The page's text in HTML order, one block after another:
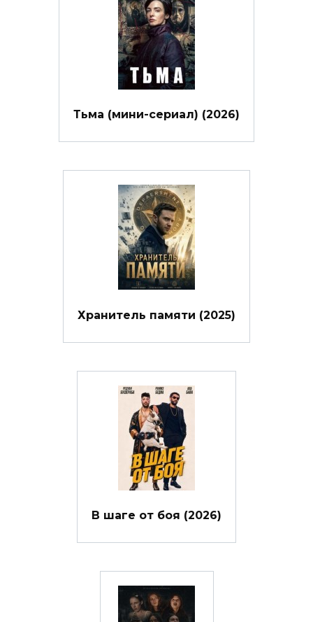
Тьма (мини-сериал) (2026)
Хранитель памяти (2025)
В шаге от боя (2026)